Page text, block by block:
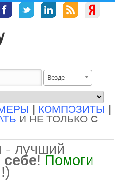
Везде
| КОМПОЗИТЫ |
И НЕ ТОЛЬКО С
- лучший
! Помоги
!)